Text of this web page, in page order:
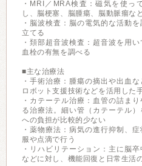
・MRI／MRA検査：磁気を使っ
し、脳梗塞、脳腫瘍、脳動脈瘤な
・脳波検査：脳の電気的な活動
立てる
・頚部超音波検査：超音波を用
血栓の有無を調べる
■主な治療法
・手術治療：腫瘍の摘出や出血
ロボット支援技術などを活用した
・カテーテル治療：血管の詰ま
る治療法。細い管（カテーテル
への負担が比較的少ない
・薬物療法：病気の進行抑制、
服や点滴で行う
・リハビリテーション：主に脳
などに対し、機能回復と日常生活